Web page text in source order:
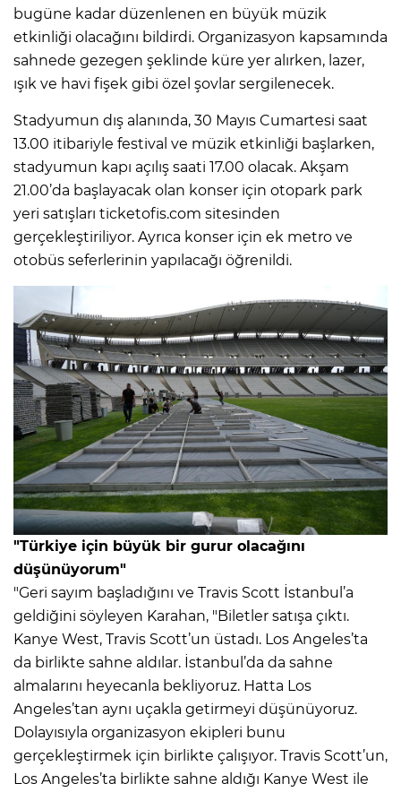
bugüne kadar düzenlenen en büyük müzik
etkinliği olacağını bildirdi. Organizasyon kapsamında
sahnede gezegen şeklinde küre yer alırken, lazer,
ışık ve havi fişek gibi özel şovlar sergilenecek.
Stadyumun dış alanında, 30 Mayıs Cumartesi saat
13.00 itibariyle festival ve müzik etkinliği başlarken,
stadyumun kapı açılış saati 17.00 olacak. Akşam
21.00’da başlayacak olan konser için otopark park
yeri satışları ticketofis.com sitesinden
gerçekleştiriliyor. Ayrıca konser için ek metro ve
otobüs seferlerinin yapılacağı öğrenildi.
"Türkiye için büyük bir gurur olacağını
düşünüyorum"
"Geri sayım başladığını ve Travis Scott İstanbul’a
geldiğini söyleyen Karahan, "Biletler satışa çıktı.
Kanye West, Travis Scott’un üstadı. Los Angeles’ta
da birlikte sahne aldılar. İstanbul’da da sahne
almalarını heyecanla bekliyoruz. Hatta Los
Angeles’tan aynı uçakla getirmeyi düşünüyoruz.
Dolayısıyla organizasyon ekipleri bunu
gerçekleştirmek için birlikte çalışıyor. Travis Scott’un,
Los Angeles’ta birlikte sahne aldığı Kanye West ile